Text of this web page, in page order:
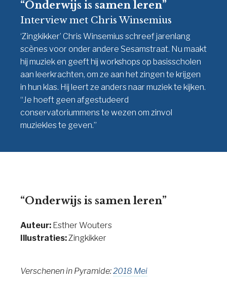
“Onderwijs is samen leren”
Interview met Chris Winsemius
‘Zingkikker’ Chris Winsemius schreef jarenlang
scènes voor onder andere Sesamstraat. Nu maakt
hij muziek en geeft hij workshops op basisscholen
aan leerkrachten, om ze aan het zingen te krijgen
in hun klas. Hij leert ze anders naar muziek te kijken.
“Je hoeft geen afgestudeerd
conservatoriummens te wezen om zinvol
muziekles te geven.”
“Onderwijs is samen leren”
Auteur: Esther Wouters
Illustraties:Zingkikker
Verschenen in Pyramide:2018 Mei